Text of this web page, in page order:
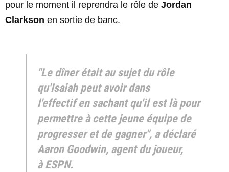
pour le moment il reprendra le rôle de Jordan
Clarkson en sortie de banc.
"Le dîner était au sujet du rôle
qu'Isaiah peut avoir dans
l'effectif en sachant qu'il est là pour
permettre à cette jeune équipe de
progresser et de gagner", a déclaré
Aaron Goodwin, agent du joueur,
à ESPN.